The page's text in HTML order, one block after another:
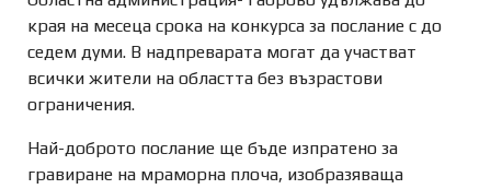
края на месеца срока на конкурса за послание с до
седем думи. В надпреварата могат да участват
всички жители на областта без възрастови
ограничения.
Най-доброто послание ще бъде изпратено за
гравиране на мраморна плоча, изобразяваща